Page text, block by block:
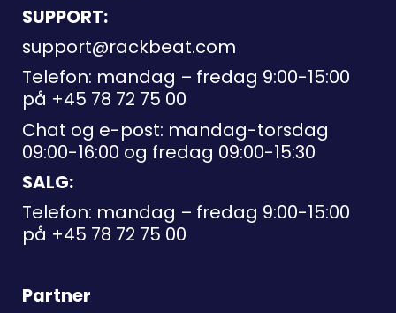
SUPPORT:
support@rackbeat.com
Telefon: mandag – fredag 9:00-15:00
på +45 78 72 75 00
Chat og e-post: mandag-torsdag
09:00-16:00 og fredag 09:00-15:30
SALG:
Telefon: mandag – fredag 9:00-15:00
på +45 78 72 75 00
Partner